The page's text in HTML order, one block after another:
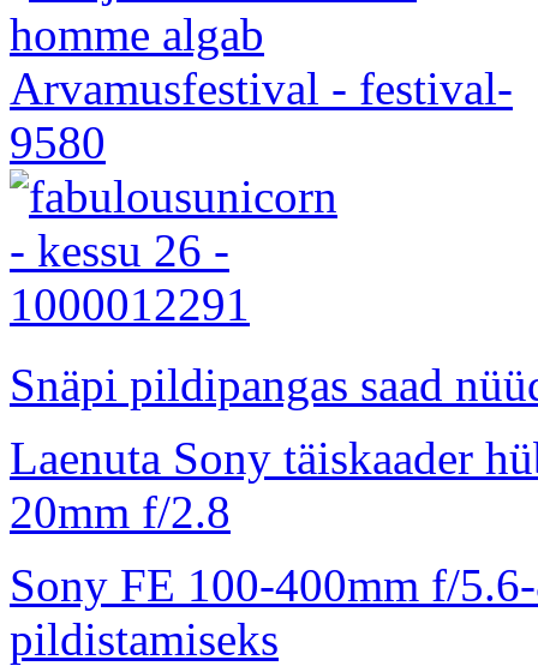
Snäpi pildipangas saad
Laenuta Sony täiskaader
20mm f/2.8
Sony FE 100-400mm f/
pildistamiseks